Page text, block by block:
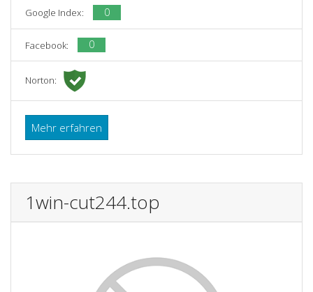
Google Index: 0
Facebook: 0
Norton:
Mehr erfahren
1win-cut244.top